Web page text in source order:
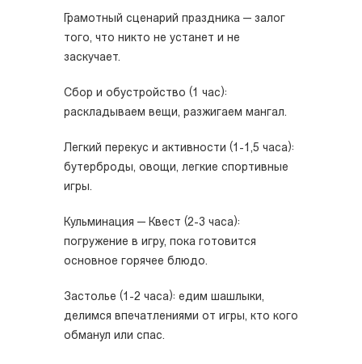
Грамотный сценарий праздника — залог
того, что никто не устанет и не
заскучает.
Сбор и обустройство (1 час):
раскладываем вещи, разжигаем мангал.
Легкий перекус и активности (1-1,5 часа):
бутерброды, овощи, легкие спортивные
игры.
Кульминация — Квест (2-3 часа):
погружение в игру, пока готовится
основное горячее блюдо.
Застолье (1-2 часа): едим шашлыки,
делимся впечатлениями от игры, кто кого
обманул или спас.